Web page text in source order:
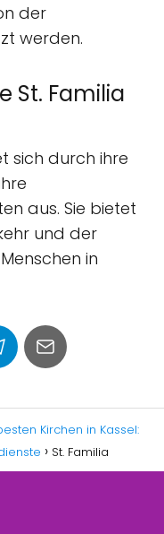
der
werden.
St. Familia
sich durch ihre
aus. Sie bietet
und der
in
Kirchen in Kassel:
St. Familia